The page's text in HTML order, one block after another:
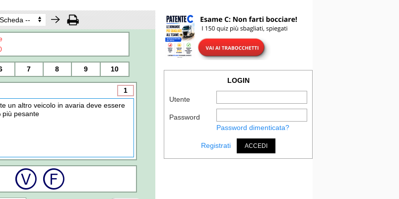
7 8 9 10
1
un altro veicolo in avaria deve essere
più pesante
LOGIN
Utente
Password
Password dimenticata?
Registrati ACCEDI